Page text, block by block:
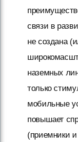
связи в
не создана
наземных
только
мобильные
повышает
(приемники